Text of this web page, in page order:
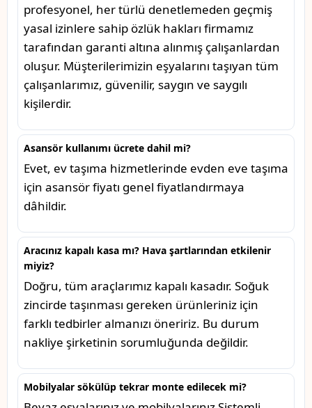
profesyonel, her türlü denetlemeden geçmiş
yasal izinlere sahip özlük hakları firmamız
tarafından garanti altına alınmış çalışanlardan
oluşur. Müşterilerimizin eşyalarını taşıyan tüm
çalışanlarımız, güvenilir, saygın ve saygılı
kişilerdir.
Asansör kullanımı ücrete dahil mi?
Evet, ev taşıma hizmetlerinde evden eve taşıma
için asansör fiyatı genel fiyatlandırmaya
dâhildir.
Aracınız kapalı kasa mı? Hava şartlarından etkilenir
miyiz?
Doğru, tüm araçlarımız kapalı kasadır. Soğuk
zincirde taşınması gereken ürünleriniz için
farklı tedbirler almanızı öneririz. Bu durum
nakliye şirketinin sorumluğunda değildir.
Mobilyalar sökülüp tekrar monte edilecek mi?